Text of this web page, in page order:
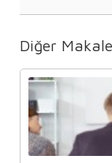
Diğer